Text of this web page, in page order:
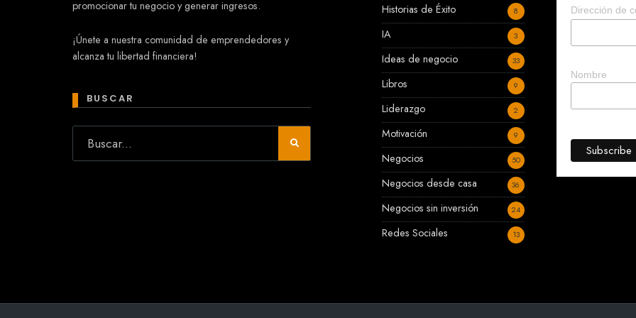
promocionar tu negocio y generar ingresos.
¡Únete a nuestra comunidad de emprendedores y
alcanza tu libertad financiera!
BUSCAR
Historias de Éxito 8
IA 3
Ideas de negocio 33
Libros 9
Liderazgo 2
Motivación 9
Negocios 50
Negocios desde casa 36
Negocios sin inversión 24
Redes Sociales 13
Dirección de
Nombre
En línea
¿Quieres que te ayude a crear un
negocio?